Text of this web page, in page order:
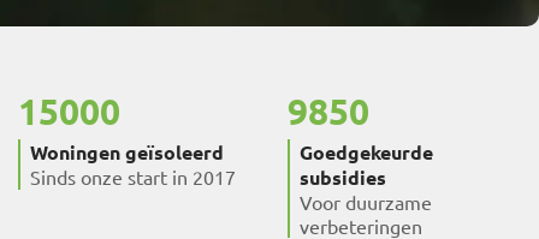
15000
Woningen geïsoleerd
Sinds onze start in 2017
9850
Goedgekeurde
subsidies
Voor duurzame
verbeteringen